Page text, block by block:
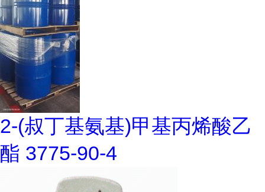
2-(叔丁基氨基)甲基丙烯酸乙
酯 3775-90-4